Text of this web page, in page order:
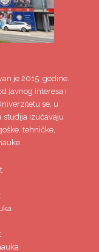
je 2015. godine.
javnog interesa i
se, u
studija izučavaju
tehničke,